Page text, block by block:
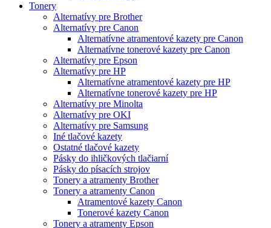
Tonery
Alternatívy pre Brother
Alternatívy pre Canon
Alternatívne atramentové kazety pre Canon
Alternatívne tonerové kazety pre Canon
Alternatívy pre Epson
Alternatívy pre HP
Alternatívne atramentové kazety pre HP
Alternatívne tonerové kazety pre HP
Alternatívy pre Minolta
Alternatívy pre OKI
Alternatívy pre Samsung
Iné tlačové kazety
Ostatné tlačové kazety
Pásky do ihličkových tlačiarní
Pásky do písacích strojov
Tonery a atramenty Brother
Tonery a atramenty Canon
Atramentové kazety Canon
Tonerové kazety Canon
Tonery a atramenty Epson